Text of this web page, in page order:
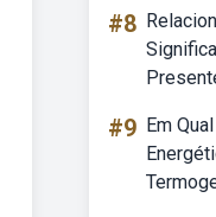
#8
#9 Em